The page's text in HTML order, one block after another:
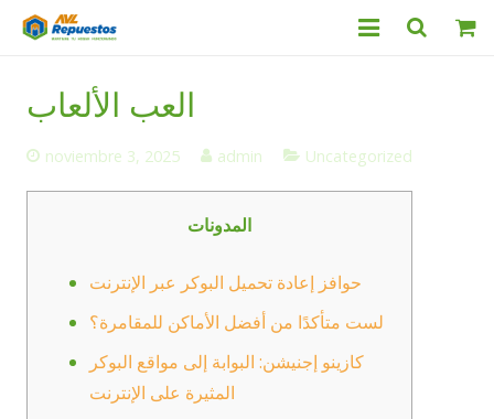
Categorías
Contacto
العب الألعاب
noviembre 3, 2025 admin Uncategorized
المدونات
حوافز إعادة تحميل البوكر عبر الإنترنت
لست متأكدًا من أفضل الأماكن للمقامرة؟
كازينو إجنيشن: البوابة إلى مواقع البوكر
المثيرة على الإنترنت